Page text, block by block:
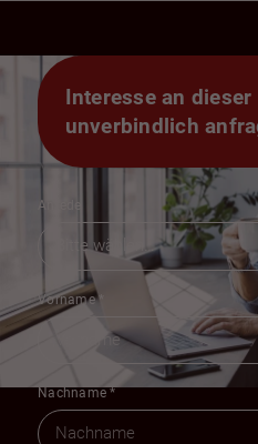
Interesse an
unverbindlich
Anrede
Vorname*
Nachname*